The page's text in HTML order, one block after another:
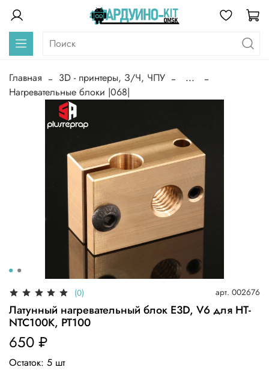
Главная 3D - принтеры, З/Ч, ЧПУ
...
Нагревательные блоки |068|
(0) арт. 002676
Латунный нагревательный блок E3D, V6 для HT-
NTC100K, PT100
650 ₽
Остаток: 5 шт